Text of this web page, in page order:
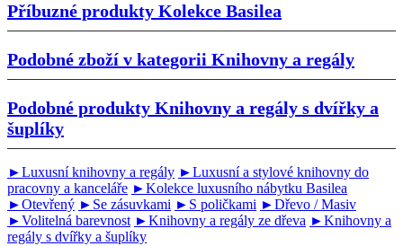
Příbuzné produkty Kolekce Basilea
Podobné zboží v kategorii Knihovny a regály
Podobné produkty Knihovny a regály s dvířky a
šuplíky
►Luxusní knihovny a regály ►Luxusní a stylové knihovny do
pracovny a kanceláře ►Kolekce luxusního nábytku Basilea
►Otevřený ►Se zásuvkami ►S poličkami ►Dřevo / Masiv
►Volitelná barevnost ►Knihovny a regály ze dřeva ►Knihovny a
regály s dvířky a šuplíky